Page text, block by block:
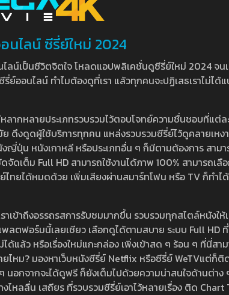
นไลน์ ซีรี่ย์ใหม่ 2024
เป็นชีวิตจิตใจ โหลดแอปพลิเคชั่นดูซีรี่ย์ใหม่ 2024 จน
ย์ออนไลน์ ทำไมต้องดูที่เรา แล้วทุกคนจะปฏิเสธเราไม่
ากหลายประเภทรวบรวมไว้ตอบโจทย์ความชื่นชอบที่แ
ดึงดูดผู้ใช้บริการทุกคน แหล่งรวบรวมซีรี่ย์ไว้ดูคลายเห
ปุ่น หนังเกาหลี หรือประเภทอื่น ๆ ก็มีตามต้องการ สาม
เต็ม Full HD สามารถใช้งานได้ภาพ 100% สามารถเ
ยได้หมดด้วย เพิ่มเสียงผ่านสมาร์ทโฟน หรือ TV ก็ทำไ
ข้าถึงอรรถรสการรับชมมากขึ้น รวบรวมทุกสไตล์หนังใ
ฟอร์มนี้เลยเชียว เลือกดูได้ตามสบาย ระบบ Full HD
ด้แล้ว หรือเรื่องใหม่แกะกล่อง เพิ่งเข้าสด ๆ ร้อน ๆ ที่นี่
หม? มองหาเว็บหนังซีรี่ย์ Netflix หรือซีรี่ย์ WeTVแต่ก็ติ
อกจากจะได้ดูฟรี ก็ยังเต็มไปด้วยความน่าสนใจด้านต่
ลลื่น เสถียร ที่รวบรวมซีรี่ย์เอาไว้หลายเรื่อง ติด Chart